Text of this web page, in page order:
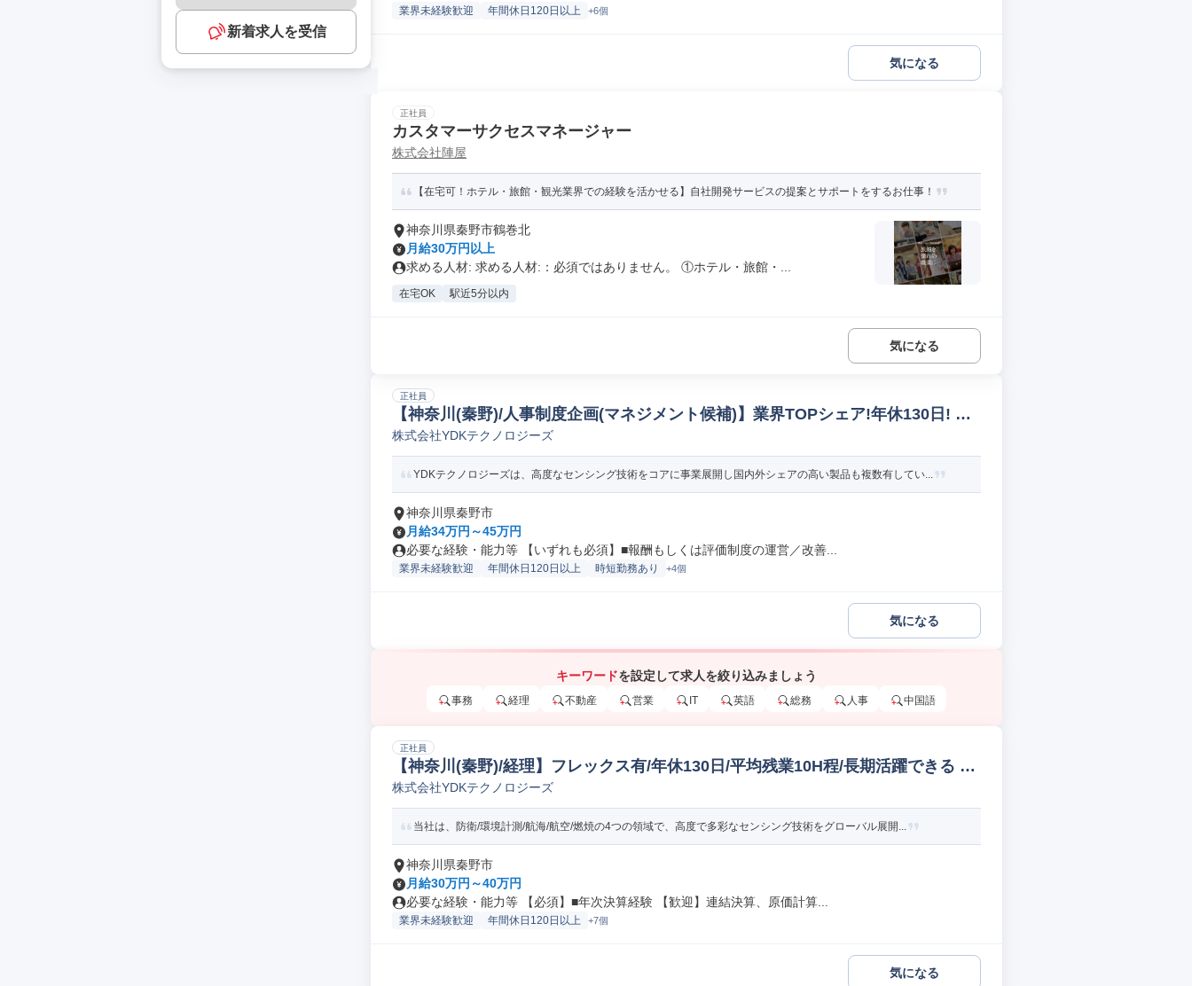
新着求人を受信
業界未経験歓迎 年間休日120日以上 +6個
気になる
正社員
カスタマーサクセスマネージャー
株式会社陣屋
【在宅可！ホテル・旅館・観光業界での経験を活かせる】自社開発サービスの提案とサポートをするお仕事！
神奈川県秦野市鶴巻北
月給30万円以上
求める人材: 求める人材:：必須ではありません。 ①ホテル・旅館・...
在宅OK 駅近5分以内
気になる
正社員
【神奈川(秦野)/人事制度企画(マネジメント候補)】業界TOPシェア!年休130日! 評
価人事
株式会社YDKテクノロジーズ
YDKテクノロジーズは、高度なセンシング技術をコアに事業展開し国内外シェアの高い製品も複数有してい...
神奈川県秦野市
月給34万円～45万円
必要な経験・能力等 【いずれも必須】■報酬もしくは評価制度の運営／改善...
業界未経験歓迎 年間休日120日以上 時短勤務あり +4個
気になる
キーワードを設定して求人を絞り込みましょう
事務 経理 不動産 営業 IT 英語 総務 人事 中国語
正社員
【神奈川(秦野)/経理】フレックス有/年休130日/平均残業10H程/長期活躍できる 財
務会計
株式会社YDKテクノロジーズ
当社は、防衛/環境計測/航海/航空/燃焼の4つの領域で、高度で多彩なセンシング技術をグローバル展開...
神奈川県秦野市
月給30万円～40万円
必要な経験・能力等 【必須】■年次決算経験 【歓迎】連結決算、原価計算...
業界未経験歓迎 年間休日120日以上 +7個
気になる